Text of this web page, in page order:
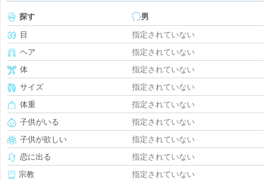
探す
男
目
指定されていない
ヘア
指定されていない
体
指定されていない
サイズ
指定されていない
体重
指定されていない
子供がいる
指定されていない
子供が欲しい
指定されていない
恋に出る
指定されていない
宗教
指定されていない